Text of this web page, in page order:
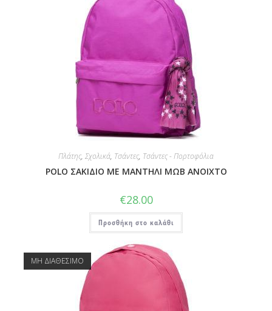
Πλάτης, Σχολικά, Τσάντες, Τσάντες - Πορτοφόλια
POLO ΣΑΚΙΔΙΟ ΜΕ ΜΑΝΤΗΛΙ ΜΩΒ ΑΝΟΙΧΤΟ
€28.00
Προσθήκη στο καλάθι
ΜΗ ΔΙΑΘΕΣΙΜΟ